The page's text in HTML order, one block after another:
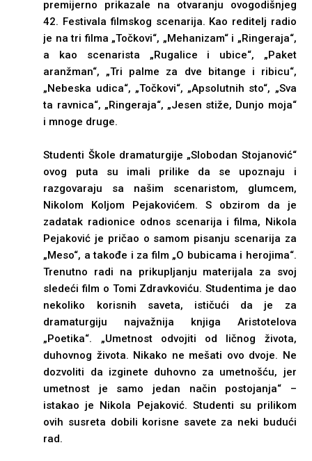
premijerno prikazale na otvaranju ovogodišnjeg
42. Festivala filmskog scenarija. Kao reditelj radio
je na tri filma „Točkovi“, „Mehanizam“ i „Ringeraja“,
a kao scenarista „Rugalice i ubice“, „Paket
aranžman“, „Tri palme za dve bitange i ribicu“,
„Nebeska udica“, „Točkovi“, „Apsolutnih sto“, „Sva
ta ravnica“, „Ringeraja“, „Jesen stiže, Dunjo moja“
i mnoge druge.
Studenti Škole dramaturgije „Slobodan Stojanović“
ovog puta su imali prilike da se upoznaju i
razgovaraju sa našim scenaristom, glumcem,
Nikolom Koljom Pejakovićem. S obzirom da je
zadatak radionice odnos scenarija i filma, Nikola
Pejaković je pričao o samom pisanju scenarija za
„Meso“, a takođe i za film „O bubicama i herojima“.
Trenutno radi na prikupljanju materijala za svoj
sledeći film o Tomi Zdravkoviću. Studentima je dao
nekoliko korisnih saveta, ističući da je za
dramaturgiju najvažnija knjiga Aristotelova
„Poetika“. „Umetnost odvojiti od ličnog života,
duhovnog života. Nikako ne mešati ovo dvoje. Ne
dozvoliti da izginete duhovno za umetnošću, jer
umetnost je samo jedan način postojanja“ –
istakao je Nikola Pejaković. Studenti su prilikom
ovih susreta dobili korisne savete za neki budući
rad.